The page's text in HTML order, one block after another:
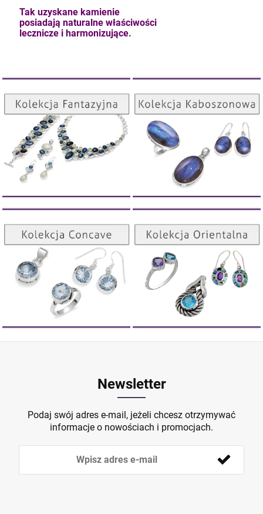
Tak uzyskane kamienie
posiadają naturalne właściwości
lecznicze i harmonizujące.
Kolekcja Fantazyjna
ZOBACZ
Kolekcja Kaboszonowa
ZOBACZ
Kolekcja Concave
ZOBACZ
Kolekcja Orientalna
ZOBACZ
Newsletter
Podaj swój adres e-mail, jeżeli chcesz otrzymywać
informacje o nowościach i promocjach.